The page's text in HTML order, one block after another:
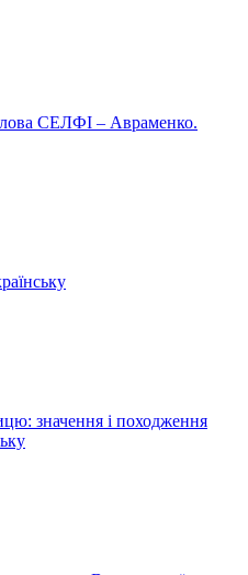
СЕЛФІ – Авраменко.
значення і походження